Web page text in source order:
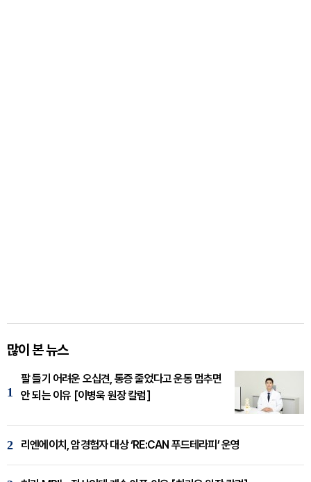
많이 본 뉴스
1
팔 들기 어려운 오십견, 통증 줄었다고 운동 멈추면
안 되는 이유 [이병욱 원장 칼럼]
2 리엔에이치, 암경험자 대상 ‘RE:CAN 푸드테라피’ 운영